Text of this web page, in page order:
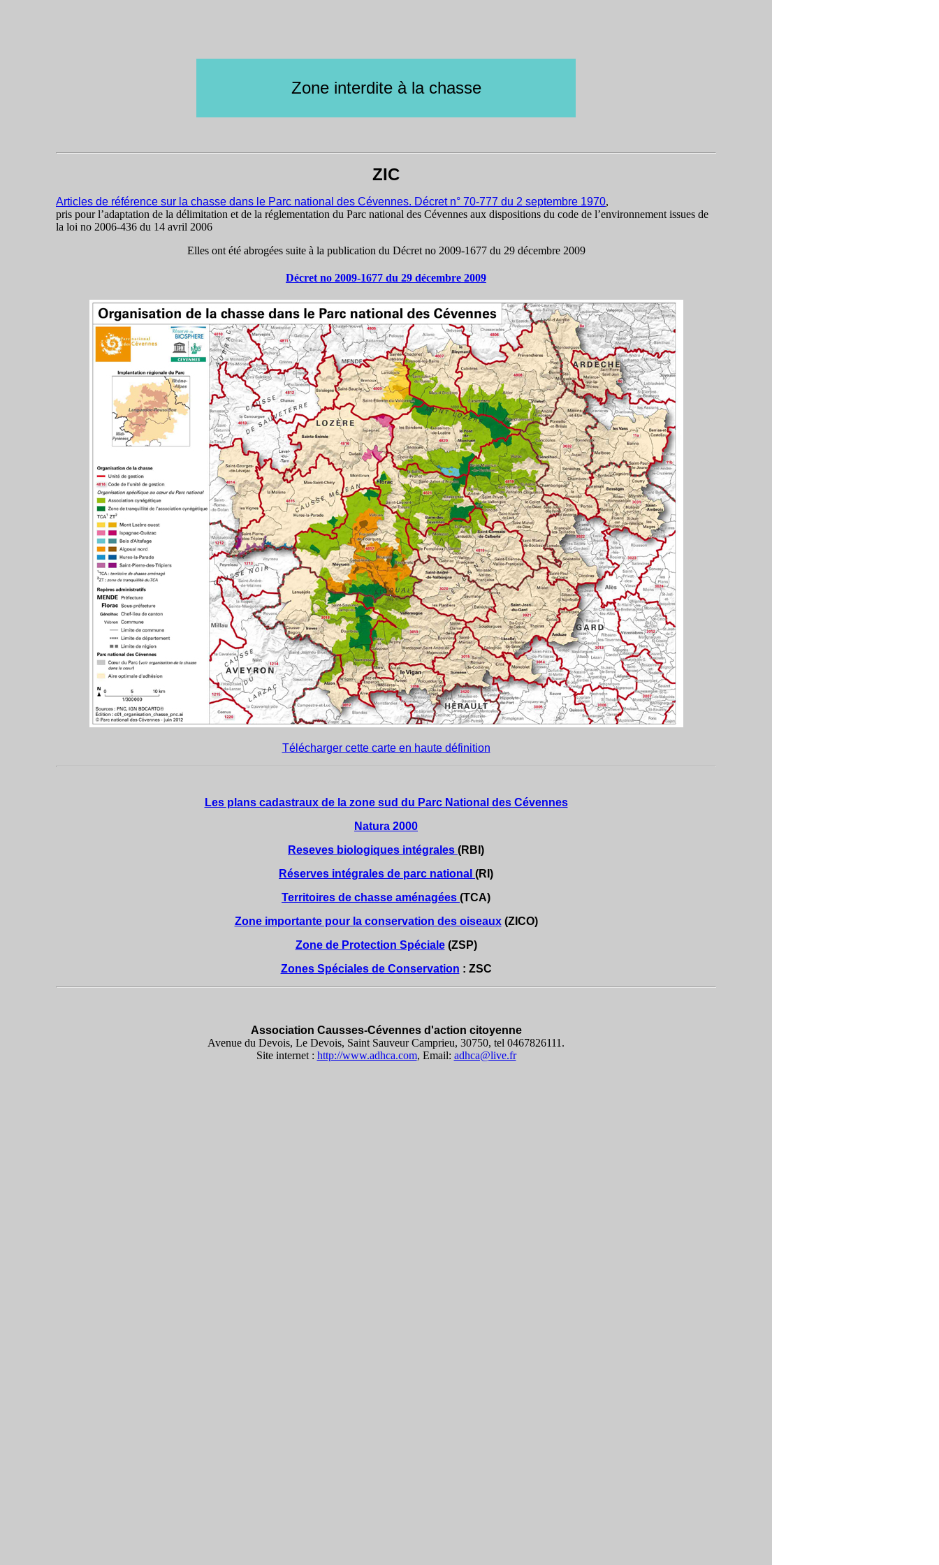
Zone interdite à la chasse
ZIC
Articles de référence sur la chasse dans le Parc national des Cévennes. Décret n° 70-777 du 2 septembre 1970,
pris pour l’adaptation de la délimitation et de la réglementation du Parc national des Cévennes aux dispositions du code de l’environnement issues de
la loi no 2006-436 du 14 avril 2006
Elles ont été abrogées suite à la publication du Décret no 2009-1677 du 29 décembre 2009
Décret no 2009-1677 du 29 décembre 2009
Télécharger cette carte en haute définition
Les plans cadastraux de la zone sud du Parc National des Cévennes
Natura 2000
Reseves biologiques intégrales (RBI)
Réserves intégrales de parc national (RI)
Territoires de chasse aménagées (TCA)
Zone importante pour la conservation des oiseaux(ZICO)
Zone de Protection Spéciale(ZSP)
Zones Spéciales de Conservation : ZSC
Association Causses-Cévennes d'action citoyenne
Avenue du Devois, Le Devois, Saint Sauveur Camprieu, 30750, tel 0467826111.
Site internet : http://www.adhca.com, Email: adhca@live.fr